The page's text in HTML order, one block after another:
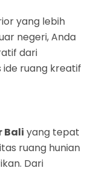
yang lebih
negeri, Anda
dari
ruang kreatif
Bali yang tepat
ruang hunian
Dari